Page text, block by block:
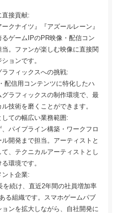
直接貢献:
クナイツ』『アズールレーン』
ゲームIPのPR映像・配信コン
。ファンが楽しむ映像に直接関
ョンです。
フィックスへの挑戦:
配信用コンテンツに特化したハ
ラフィックスの制作環境で、最
技術を磨くことができます。
ての幅広い業務範囲:
パイプライン構築・ワークフロ
開発まで担当。アーティストと
、テクニカルアーティストとし
環境です。
ント企業:
を続け、直近2年間の社員増加率
る組織です。スマホゲームパブ
ンを拡大しながら、自社開発に